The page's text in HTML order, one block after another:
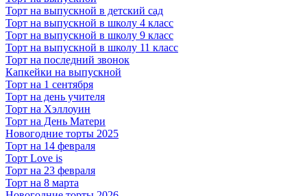
Торт на выпускной в детский сад
Торт на выпускной в школу 4 класс
Торт на выпускной в школу 9 класс
Торт на выпускной в школу 11 класс
Торт на последний звонок
Капкейки на выпускной
Торт на 1 сентября
Торт на день учителя
Торт на Хэллоуин
Торт на День Матери
Новогодние торты 2025
Торт на 14 февраля
Торт Love is
Торт на 23 февраля
Торт на 8 марта